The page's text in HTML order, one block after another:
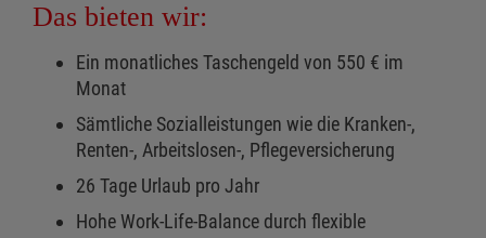
Das bieten wir:
Ein monatliches Taschengeld von 550 € im
Monat
Sämtliche Sozialleistungen wie die Kranken-,
Renten-, Arbeitslosen-, Pflegeversicherung
26 Tage Urlaub pro Jahr
Hohe Work-Life-Balance durch flexible